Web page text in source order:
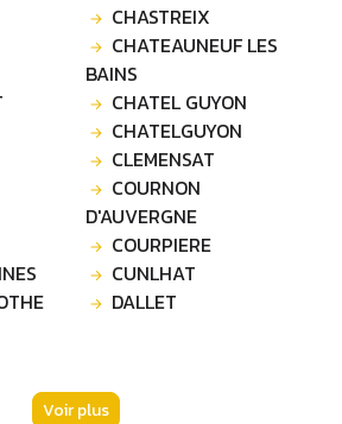
CHASTREIX
CHATEAUNEUF LES
BAINS
CHATEL GUYON
CHATELGUYON
CLEMENSAT
COURNON
D'AUVERGNE
COURPIERE
CUNLHAT
DALLET
Voir plus